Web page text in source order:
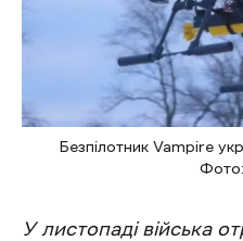
Безпілотник Vampire
У листопаді війська